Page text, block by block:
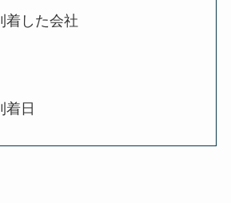
着した会社
着日